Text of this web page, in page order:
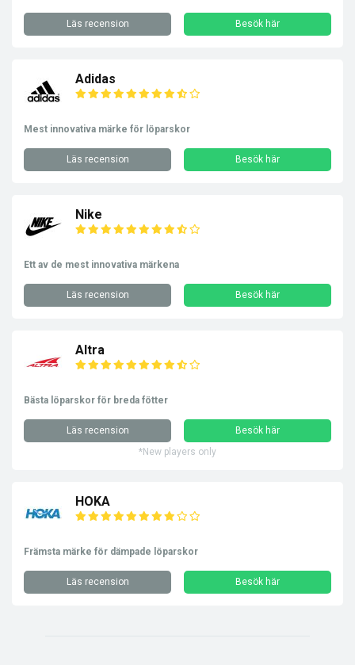
Läs recension Besök här
Adidas
Mest innovativa märke för löparskor
Läs recension Besök här
Nike
Ett av de mest innovativa märkena
Läs recension Besök här
Altra
Bästa löparskor för breda fötter
Läs recension
Besök här
*New players only
HOKA
Främsta märke för dämpade löparskor
Läs recension Besök här